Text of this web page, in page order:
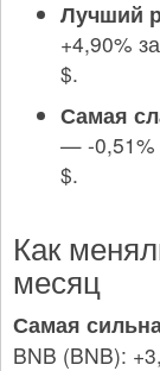
Лучший
+4,90%
$.
Самая
— -0,51%
$.
Как
месяц
Самая
BNB (BNB):